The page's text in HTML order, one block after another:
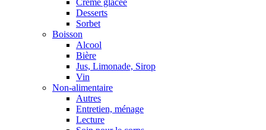
Crème glacée
Desserts
Sorbet
Boisson
Alcool
Bière
Jus, Limonade, Sirop
Vin
Non-alimentaire
Autres
Entretien, ménage
Lecture